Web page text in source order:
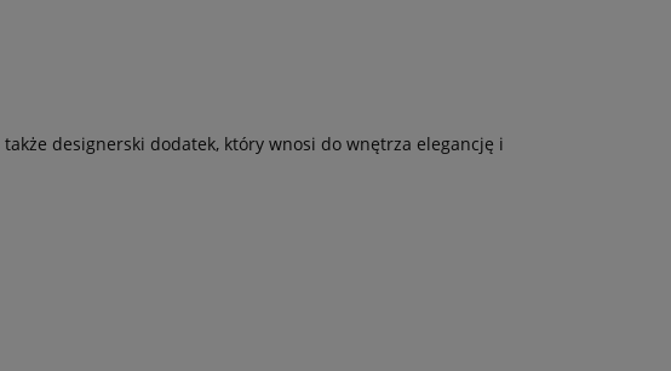
także designerski dodatek, który wnosi do wnętrza elegancję i